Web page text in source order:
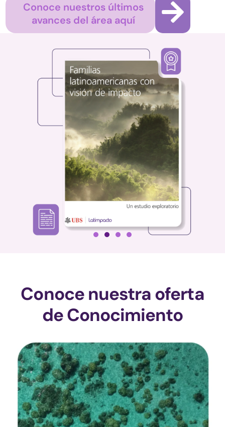
Conoce nuestros últimos
avances del área aquí
Conoce nuestra oferta
de Conocimiento